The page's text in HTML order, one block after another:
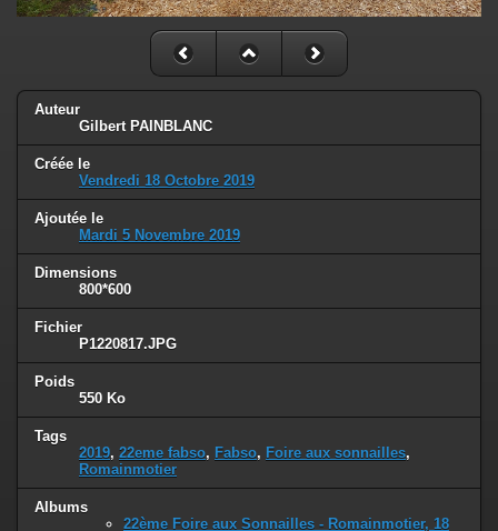
Auteur
Gilbert PAINBLANC
Créée le
Vendredi 18 Octobre 2019
Ajoutée le
Mardi 5 Novembre 2019
Dimensions
800*600
Fichier
P1220817.JPG
Poids
550 Ko
Tags
2019, 22eme fabso, Fabso, Foire aux sonnailles,
Romainmotier
Albums
22ème Foire aux Sonnailles - Romainmotier, 18